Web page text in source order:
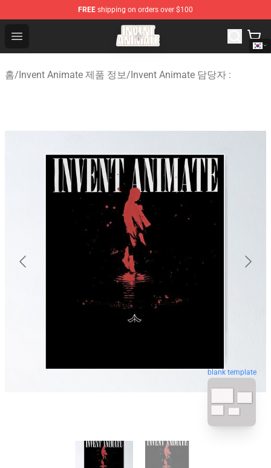
FREE shipping on orders over $100
Open menu
Invent Animate Shop - Official Invent Animate
홈/Invent Animate 제품 정보/Invent Animate 담당자 :
blank template